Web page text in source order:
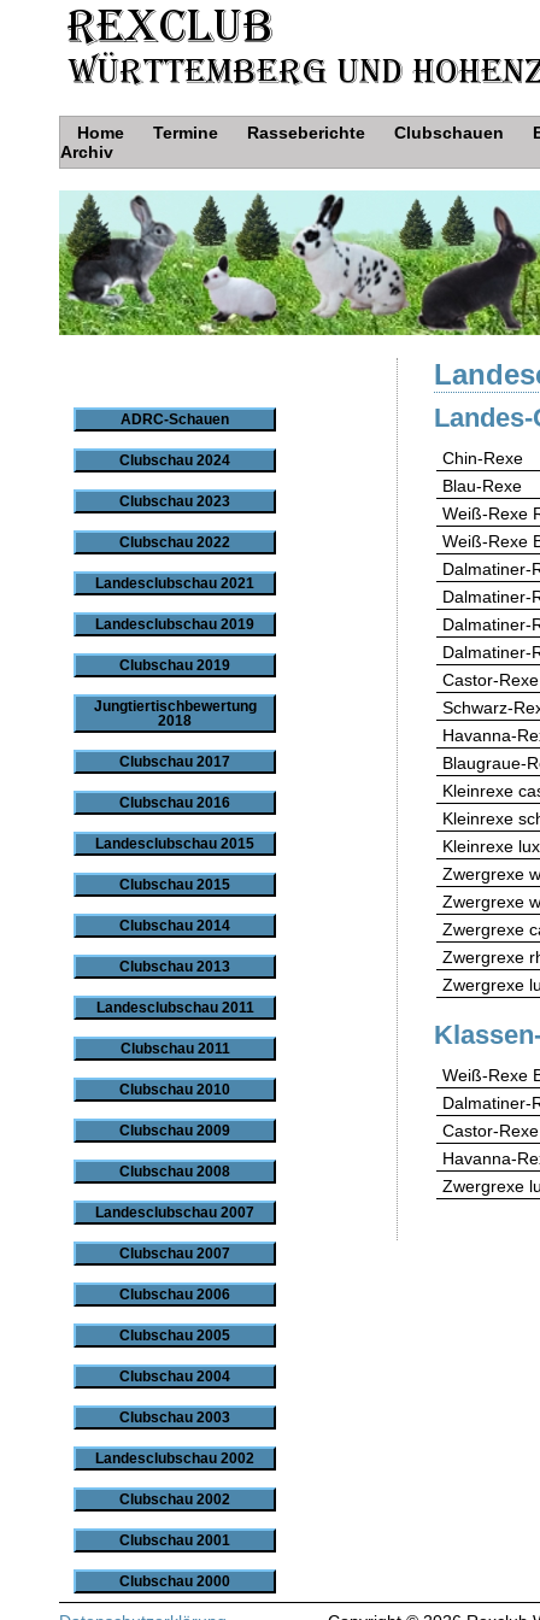
Home Termine Rasseberichte Clubschauen
Archiv
ADRC-Schauen
Clubschau 2024
Clubschau 2023
Clubschau 2022
Landesclubschau 2021
Landesclubschau 2019
Clubschau 2019
Jungtiertischbewertung
2018
Clubschau 2017
Clubschau 2016
Landesclubschau 2015
Clubschau 2015
Clubschau 2014
Clubschau 2013
Landesclubschau 2011
Clubschau 2011
Clubschau 2010
Clubschau 2009
Clubschau 2008
Landesclubschau 2007
Clubschau 2007
Clubschau 2006
Clubschau 2005
Clubschau 2004
Clubschau 2003
Landesclubschau 2002
Clubschau 2002
Clubschau 2001
Clubschau 2000
Chin-Rexe
Blau-Rexe
Weiß-Rexe
Weiß-Rexe
Dalmatiner-
Dalmatiner-
Dalmatiner-
Dalmatiner-
Castor-Rexe
Schwarz-
Havanna-
Blaugraue-
Kleinrexe
Kleinrexe
Kleinrexe
Zwergrexe
Zwergrexe
Zwergrexe
Zwergrexe
Zwergrexe
Weiß-Rexe
Dalmatiner-
Castor-Rexe
Havanna-
Zwergrexe